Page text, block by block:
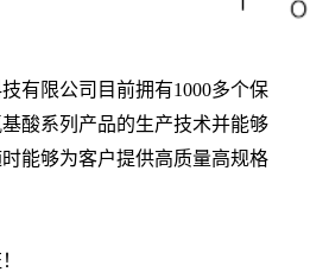
有限公司目前拥有1000多个保
酸系列产品的生产技术并能够
能够为客户提供高质量高规格